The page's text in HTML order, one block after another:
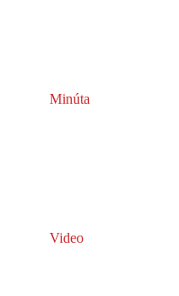
Minúta
Video